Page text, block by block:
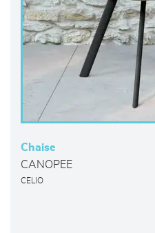
Chaise
CANOPEE
CELIO